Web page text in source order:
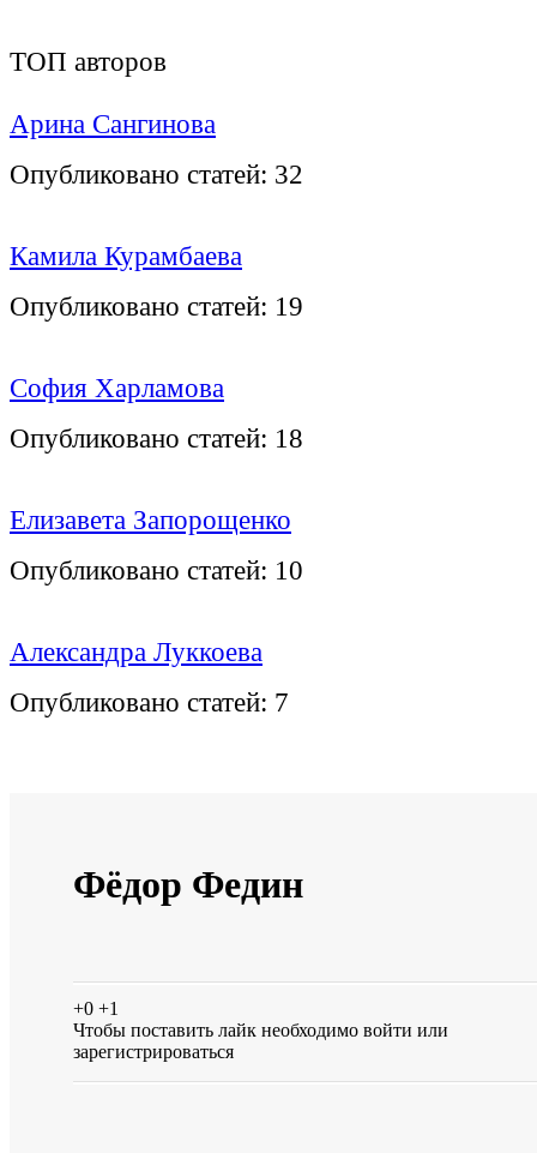
ТОП авторов
Арина Сангинова
Опубликовано статей: 32
Камила Курамбаева
Опубликовано статей: 19
София Харламова
Опубликовано статей: 18
Елизавета Запорощенко
Опубликовано статей: 10
Александра Луккоева
Опубликовано статей: 7
Фёдор Федин
+0 +1
Чтобы поставить лайк необходимо войти или
зарегистрироваться